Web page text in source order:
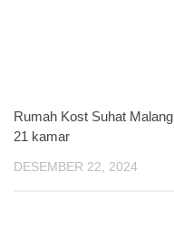
Rumah Kost Suhat Malang
21 kamar
DESEMBER 22, 2024